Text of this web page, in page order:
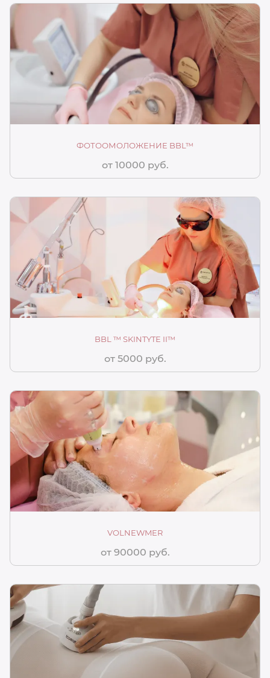
ФОТООМОЛОЖЕНИЕ BBL™
от 10000 руб.
BBL ™ SKINTYTE II™
от 5000 руб.
VOLNEWMER
от 90000 руб.